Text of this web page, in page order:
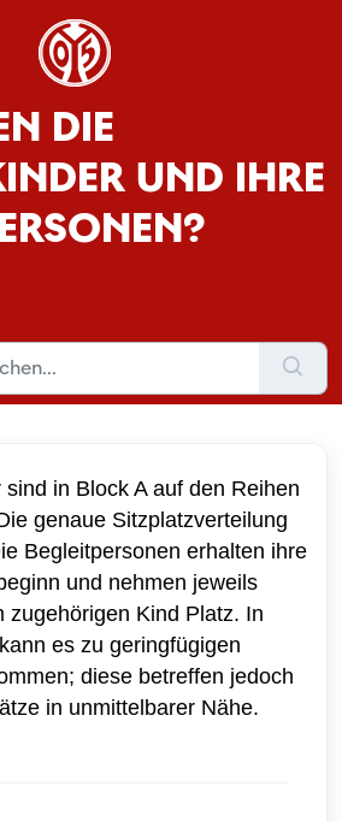
h
DIE
UND IHRE
in Block A auf den Reihen
genaue Sitzplatzverteilung
Begleitpersonen erhalten ihre
und nehmen jeweils
zugehörigen Kind Platz. In
es zu geringfügigen
diese betreffen jedoch
in unmittelbarer Nähe.